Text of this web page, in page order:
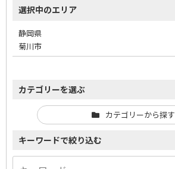
選択中のエリア
静岡県
菊川市
カテゴリーを選ぶ
カテゴリーから探す
キーワードで絞り込む